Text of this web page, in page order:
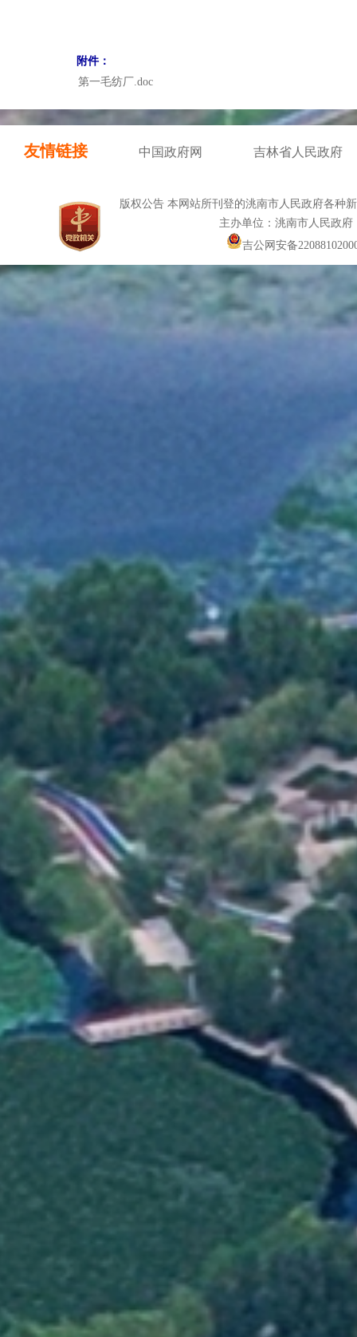
附件：
第一毛纺厂.doc
友情链接 中国政府网 吉林省人民政府
版权公告 本网站所刊登的洮南市人民政府各种
主办单位：洮南市人民政
吉公网安备